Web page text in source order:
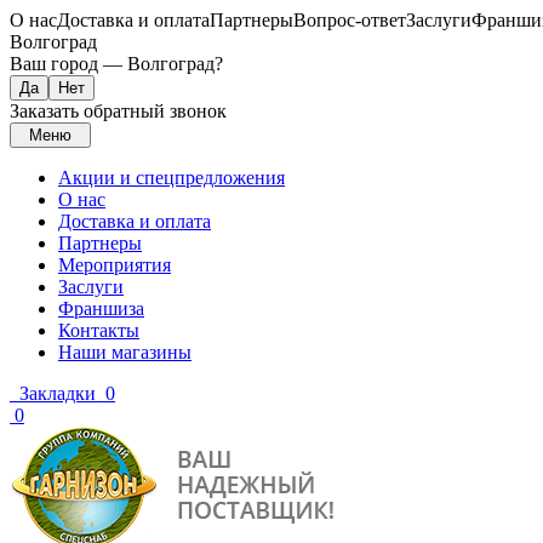
О насДоставка и оплатаПартнерыВопрос-ответЗаслуги
Волгоград
Ваш город — Волгоград?
Заказать обратный звонок
Меню
Акции и спецпредложения
О нас
Доставка и оплата
Партнеры
Мероприятия
Заслуги
Франшиза
Контакты
Наши магазины
Закладки 0
0